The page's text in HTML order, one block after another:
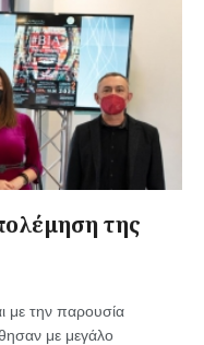
της
με την παρουσία
με μεγάλο